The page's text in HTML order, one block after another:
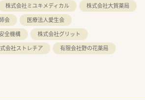
株式会社ミユキメディカル
株式会社大賀薬局
会
医療法人愛生会
全機構
株式会社グリット
会社ストレチア
有限会社野の花薬局